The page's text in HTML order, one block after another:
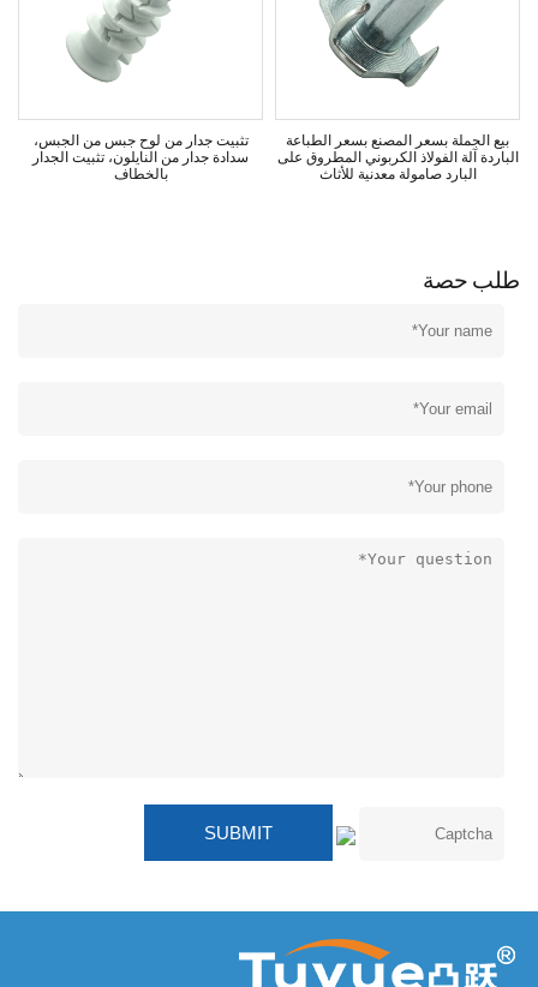
بيع الجملة بسعر المصنع بسعر الطباعة
الباردة آلة الفولاذ الكربوني المطروق على
البارد صامولة معدنية للأثاث
تثبيت جدار من لوح جبس من الجبس،
سدادة جدار من النايلون، تثبيت الجدار
بالخطاف
طلب حصة